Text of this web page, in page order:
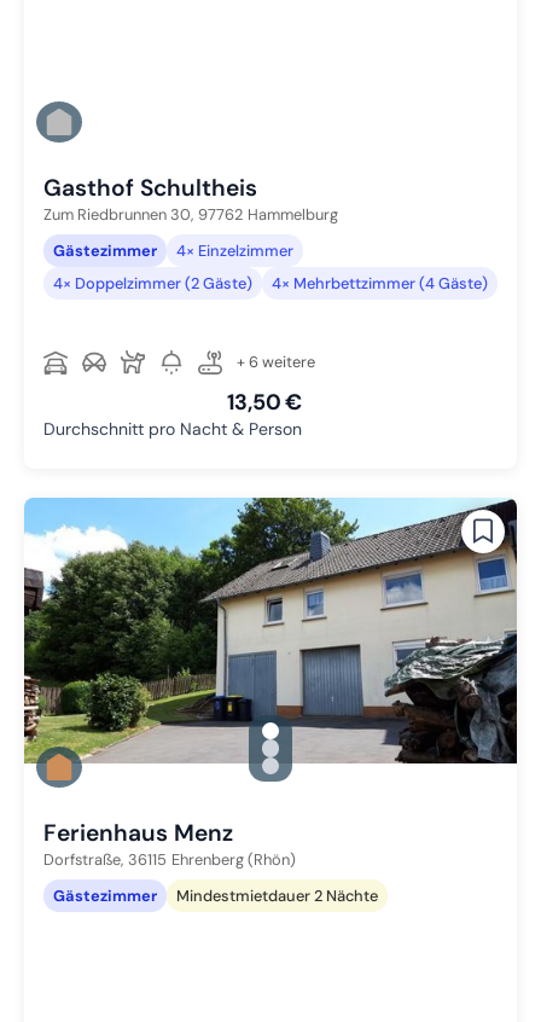
Gasthof Schultheis
Zum Riedbrunnen 30, 97762 Hammelburg
Gästezimmer
4× Einzelzimmer
4× Doppelzimmer (2 Gäste)
4× Mehrbettzimmer (4 Gäste)
+ 6 weitere
13,50 €
Durchschnitt pro Nacht & Person
gallery.slide_selector
Zu Slide 1 wechseln
Zu Slide 2 wechseln
Zu Slide 3 wechseln
Ferienhaus Menz
Dorfstraße, 36115 Ehrenberg (Rhön)
Gästezimmer
Mindestmietdauer 2 Nächte